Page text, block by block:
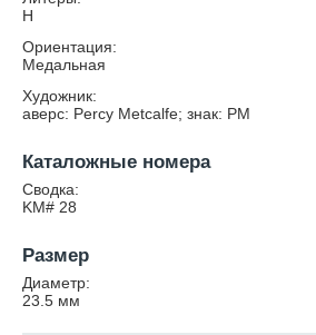
H
Ориентация:
Медальная
Художник:
аверс: Percy Metcalfe; знак: PM
Каталожные номера
Сводка:
KM# 28
Размер
Диаметр:
23.5 мм